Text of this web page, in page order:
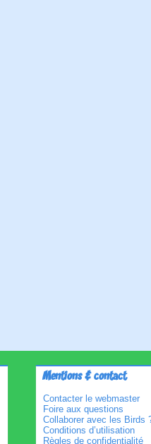
Mentions & contact
Contacter le webmaster
Foire aux questions
Collaborer avec les Birds
Conditions d’utilisation
Règles de confidentialité